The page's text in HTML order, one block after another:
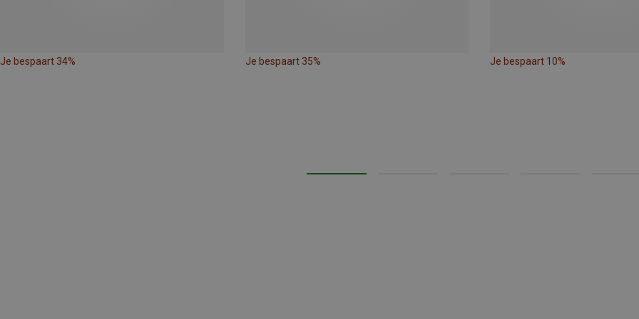
Je bespaart 34% Je bespaart 35% Je bespaart 10%